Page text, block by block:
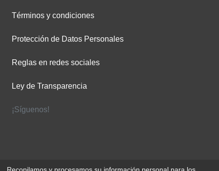
Términos y condiciones
Protección de Datos Personales
Reglas en redes sociales
Ley de Transparencia
¡Síguenos!